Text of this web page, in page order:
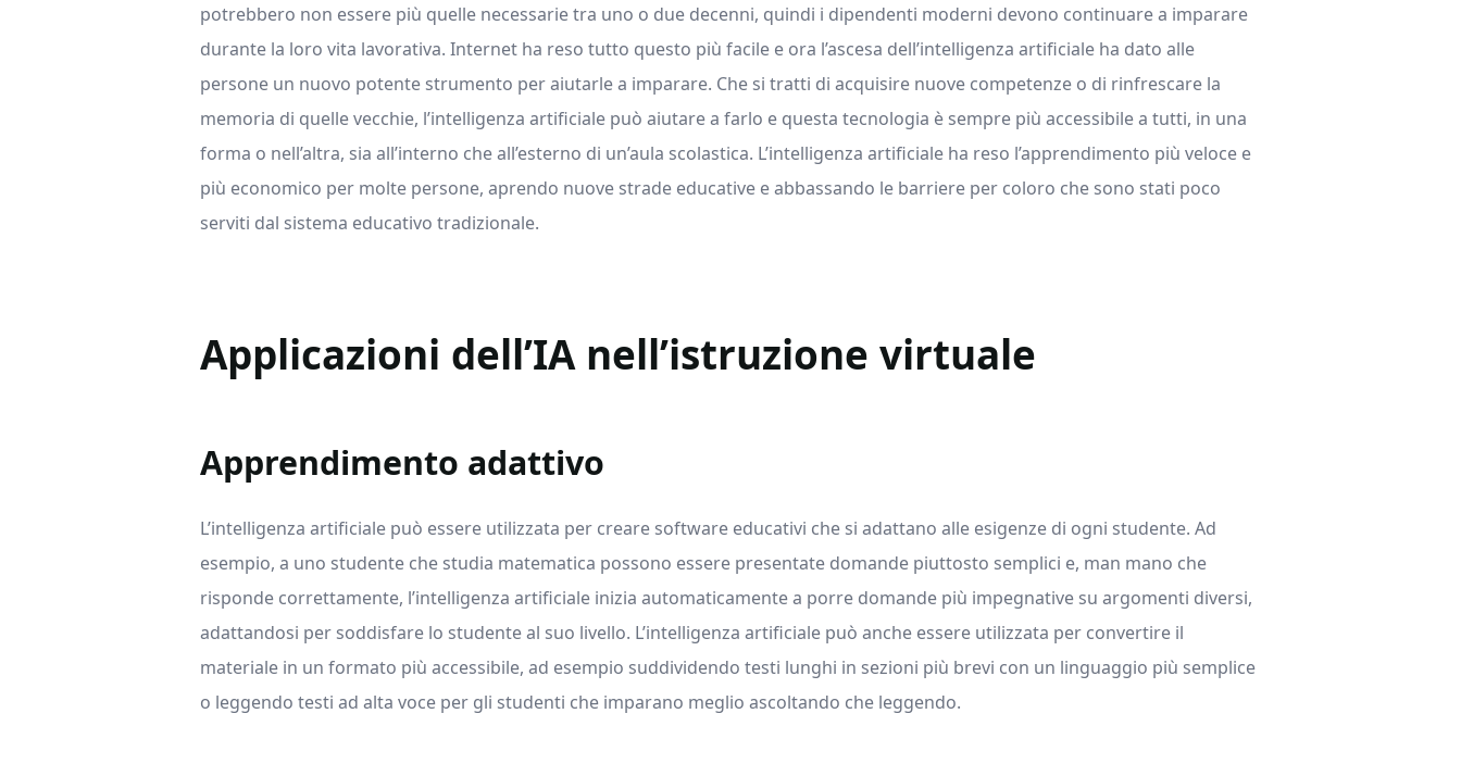
potrebbero non essere più quelle necessarie tra uno o due decenni, quindi i dipendenti moderni devono continuare a imparare
durante la loro vita lavorativa. Internet ha reso tutto questo più facile e ora l’ascesa dell’intelligenza artificiale ha dato alle
persone un nuovo potente strumento per aiutarle a imparare. Che si tratti di acquisire nuove competenze o di rinfrescare la
memoria di quelle vecchie, l’intelligenza artificiale può aiutare a farlo e questa tecnologia è sempre più accessibile a tutti, in una
forma o nell’altra, sia all’interno che all’esterno di un’aula scolastica. L’intelligenza artificiale ha reso l’apprendimento più veloce e
più economico per molte persone, aprendo nuove strade educative e abbassando le barriere per coloro che sono stati poco
serviti dal sistema educativo tradizionale.
Applicazioni dell’IA nell’istruzione virtuale
Apprendimento adattivo
L’intelligenza artificiale può essere utilizzata per creare software educativi che si adattano alle esigenze di ogni studente. Ad
esempio, a uno studente che studia matematica possono essere presentate domande piuttosto semplici e, man mano che
risponde correttamente, l’intelligenza artificiale inizia automaticamente a porre domande più impegnative su argomenti diversi,
adattandosi per soddisfare lo studente al suo livello. L’intelligenza artificiale può anche essere utilizzata per convertire il
materiale in un formato più accessibile, ad esempio suddividendo testi lunghi in sezioni più brevi con un linguaggio più semplice
o leggendo testi ad alta voce per gli studenti che imparano meglio ascoltando che leggendo.